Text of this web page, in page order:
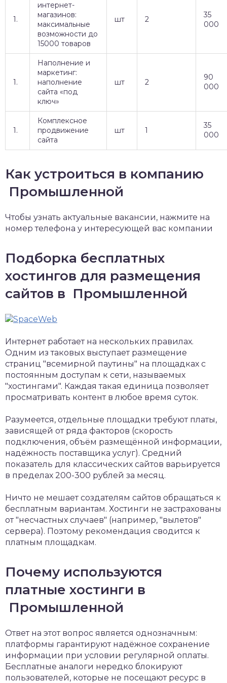
1.
интернет-
магазинов:
максимальные
возможности до
15000 товаров
шт 2
35
000
1.
Наполнение и
маркетинг:
наполнение
сайта «под
ключ»
шт 2
90
000
1.
Комплексное
продвижение
сайта
шт 1
35
000
Как устроиться в компанию
Промышленной
Чтобы узнать актуальные вакансии, нажмите на
номер телефона у интересующей вас компании
Подборка бесплатных
хостингов для размещения
сайтов в Промышленной
Интернет работает на нескольких правилах.
Одним из таковых выступает размещение
страниц "всемирной паутины" на площадках с
постоянным доступам к сети, называемых
"хостингами". Каждая такая единица позволяет
просматривать контент в любое время суток.
Разумеется, отдельные площадки требуют платы,
зависящей от ряда факторов (скорость
подключения, объём размещённой информации,
надёжность поставщика услуг). Средний
показатель для классических сайтов варьируется
в пределах 200-300 рублей за месяц.
Ничто не мешает создателям сайтов обращаться к
бесплатным вариантам. Хостинги не застрахованы
от "несчастных случаев" (например, "вылетов"
сервера). Поэтому рекомендация сводится к
платным площадкам.
Почему используются
платные хостинги в
Промышленной
Ответ на этот вопрос является однозначным:
платформы гарантируют надёжное сохранение
информации при условии регулярной оплаты.
Бесплатные аналоги нередко блокируют
пользователей, которые не посещают ресурс в